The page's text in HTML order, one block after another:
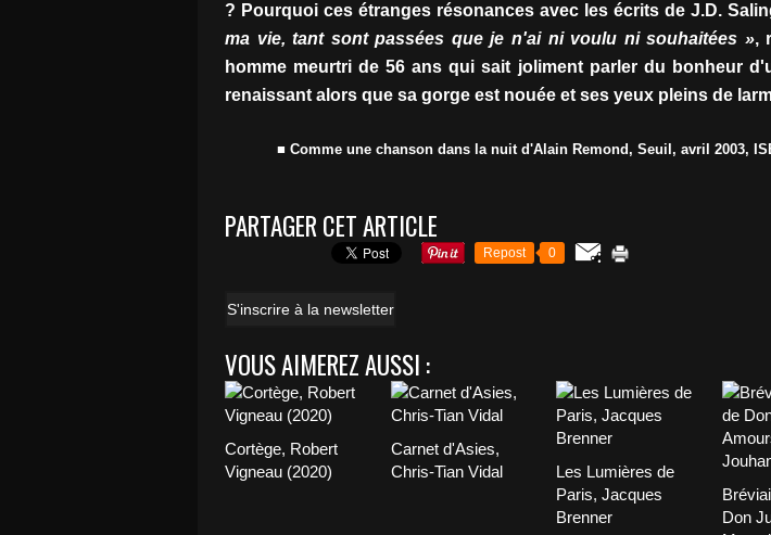
? Pourquoi ces étranges résonances avec les écrits de J.D.
ma vie, tant sont passées que je n'ai ni voulu ni souhaitées »,
homme meurtri de 56 ans qui sait joliment parler du bonheur
renaissant alors que sa gorge est nouée et ses yeux pleins de
■ Comme une chanson dans la nuit d'Alain Remond, Seuil, avril 2003,
PARTAGER CET ARTICLE
Repost 0
S'inscrire à la newsletter
VOUS AIMEREZ AUSSI :
Cortège, Robert
Vigneau (2020)
Carnet d'Asies,
Chris-Tian Vidal
Les Lumières de
Paris, Jacques
Brenner
Don